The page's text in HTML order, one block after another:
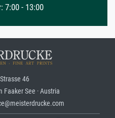
7:00 - 13:00
46
See · Austria